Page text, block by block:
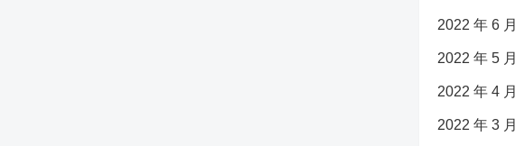
2022 年 6 月
2022 年 5 月
2022 年 4 月
2022 年 3 月